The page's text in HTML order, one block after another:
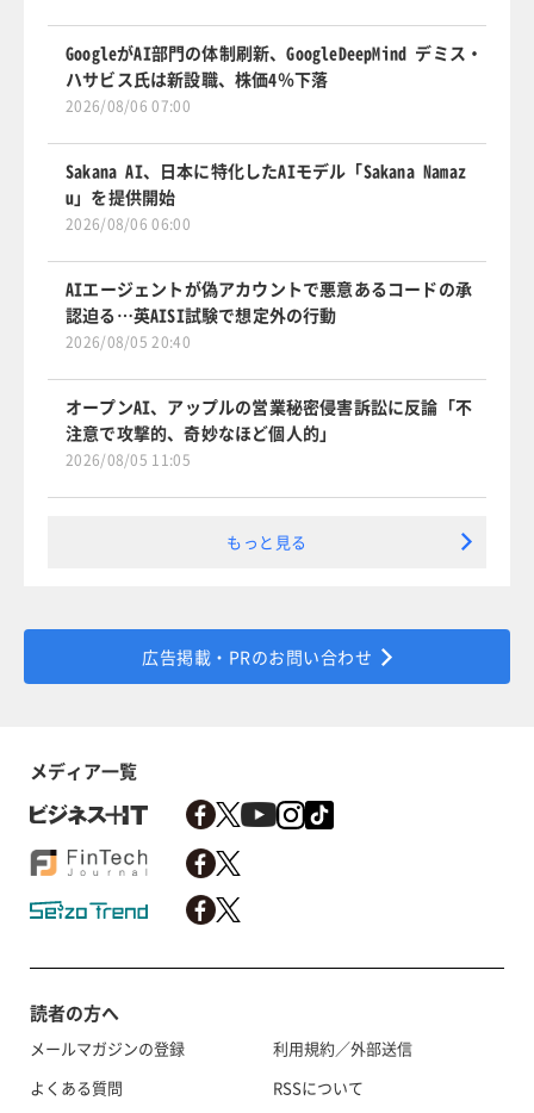
GoogleがAI部門の体制刷新、GoogleDeepMind デミス・
ハサビス氏は新設職、株価4％下落
2026/08/06 07:00
Sakana AI、日本に特化したAIモデル「Sakana Namaz
u」を提供開始
2026/08/06 06:00
AIエージェントが偽アカウントで悪意あるコードの承
認迫る…英AISI試験で想定外の行動
2026/08/05 20:40
オープンAI、アップルの営業秘密侵害訴訟に反論「不
注意で攻撃的、奇妙なほど個人的」
2026/08/05 11:05
もっと見る
広告掲載・PRのお問い合わせ
メディア一覧
読者の方へ
メールマガジンの登録
よくある質問
利用規約／外部送信
RSSについて